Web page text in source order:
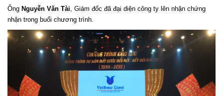
Ông Nguyễn Văn Tài, Giám đốc đã đại diện công ty lên nhận chứng
nhận trong buổi chương trình.